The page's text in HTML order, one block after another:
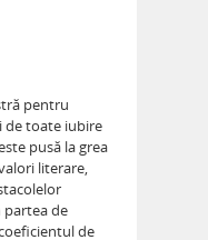
pentru
de toate iubire
pusă la grea
literare,
partea de
de